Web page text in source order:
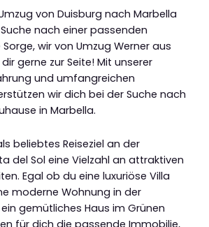
von Duisburg nach Marbella
nach einer passenden
wir von Umzug Werner aus
gerne zur Seite! Mit unserer
und umfangreichen
wir dich bei der Suche nach
in Marbella.
beliebtes Reiseziel an der
del Sol eine Vielzahl an attraktiven
Egal ob du eine luxuriöse Villa
moderne Wohnung in der
gemütliches Haus im Grünen